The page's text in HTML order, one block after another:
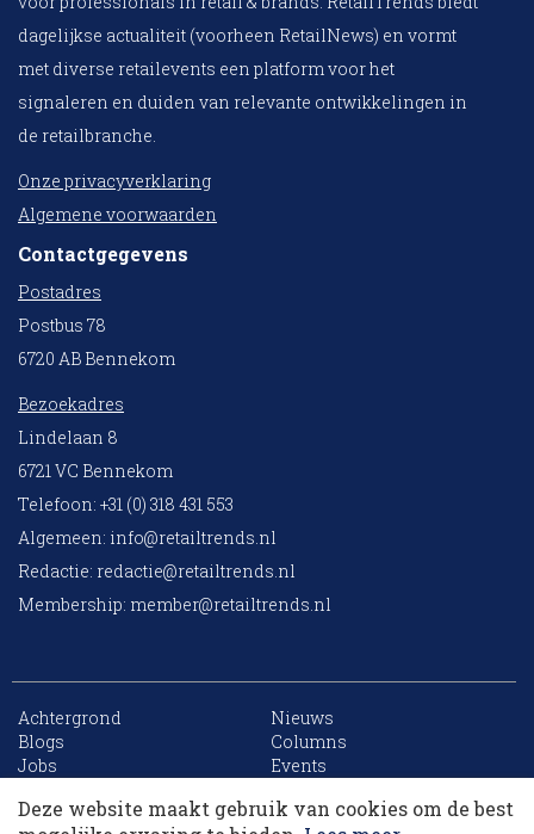
dagelijkse actualiteit (voorheen RetailNews) en vormt
met diverse retailevents een platform voor het
signaleren en duiden van relevante ontwikkelingen in
de retailbranche.
Onze privacyverklaring
Algemene voorwaarden
Contactgegevens
Postadres
Postbus 78
6720 AB Bennekom
Bezoekadres
Lindelaan 8
6721 VC Bennekom
Telefoon: +31 (0) 318 431 553
Algemeen: info@retailtrends.nl
Redactie: redactie@retailtrends.nl
Membership: member@retailtrends.nl
Achtergrond
Nieuws
Blogs
Columns
Jobs
Events
Archief
Sitemap
Deze website maakt gebruik van cookies om de best
10 collega’s
Korting op events